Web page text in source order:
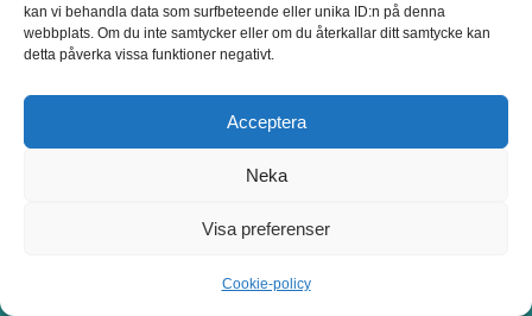
kan vi behandla data som surfbeteende eller unika ID:n på denna
webbplats. Om du inte samtycker eller om du återkallar ditt samtycke kan
detta påverka vissa funktioner negativt.
Acceptera
Neka
Visa preferenser
Cookie-policy
BOKA TID